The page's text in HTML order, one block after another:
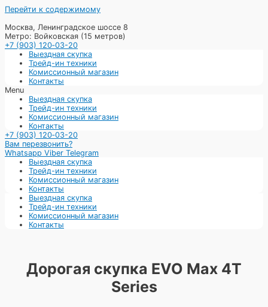
Перейти к содержимому
Москва, Ленинградское шоссе 8
Метро: Войковская (15 метров)
+7 (903) 120‑03-20
Выездная скупка
Трейд-ин техники
Комиссионный магазин
Контакты
Menu
Выездная скупка
Трейд-ин техники
Комиссионный магазин
Контакты
+7 (903) 120‑03-20
Вам перезвонить?
Whatsapp Viber Telegram
Выездная скупка
Трейд-ин техники
Комиссионный магазин
Контакты
Выездная скупка
Трейд-ин техники
Комиссионный магазин
Контакты
Дорогая скупка EVO Max 4T
Series